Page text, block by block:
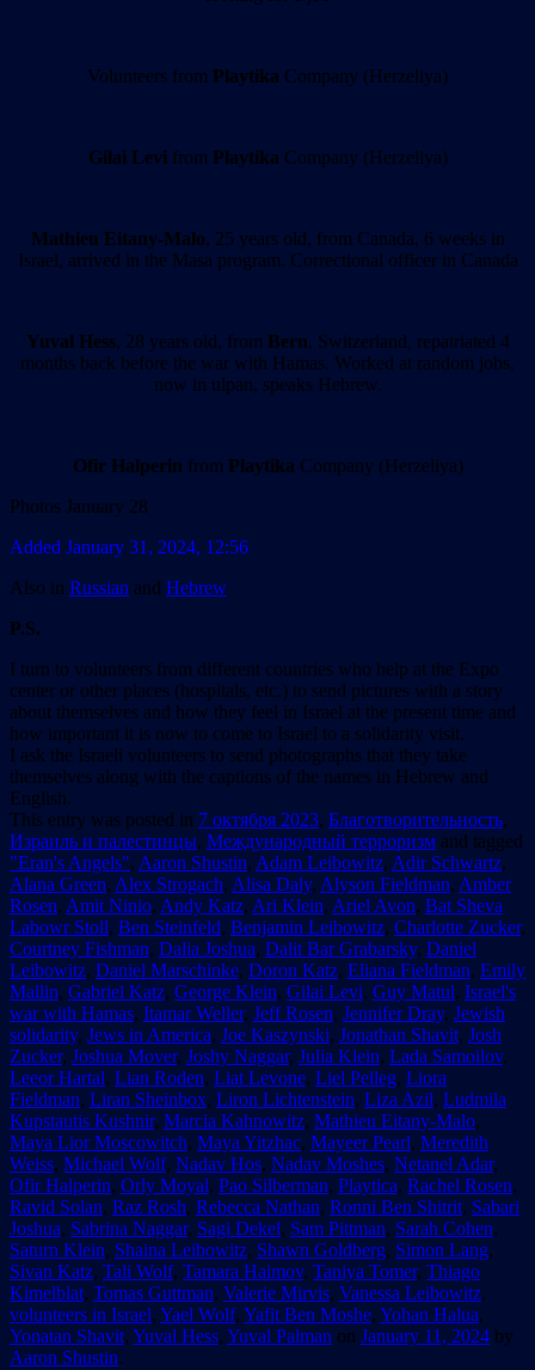
Volunteers from Playtika Company (Herzeliya)
Gilai Levi from Playtika Company (Herzeliya)
Mathieu Eitany-Malo, 25 years old, from Canada, 6 weeks in
Israel, arrived in the Masa program. Correctional officer in Canada
Yuval Hess, 28 years old, from Bern, Switzerland, repatriated 4
months back before the war with Hamas. Worked at random jobs,
now in ulpan, speaks Hebrew.
Ofir Halperin from Playtika Company (Herzeliya)
Photos January 28
Added January 31, 2024, 12:56
Also in Russian and Hebrew
P.S.
I turn to volunteers from different countries who help at the Expo
center or other places (hospitals, etc.) to send pictures with a story
about themselves and how they feel in Israel at the present time and
how important it is now to come to Israel to a solidarity visit.
I ask the Israeli volunteers to send photographs that they take
themselves along with the captions of the names in Hebrew and
English.
This entry was posted in 7 октября 2023, Благотворительность,
Израиль и палестинцы, Международный терроризм and tagged
"Eran's Angels", Aaron Shustin, Adam Leibowitz, Adir Schwartz,
Alana Green, Alex Strogach, Alisa Daly, Alyson Fieldman, Amber
Rosen, Amit Ninio, Andy Katz, Ari Klein, Ariel Avon, Bat Sheva
Labowr Stoll, Ben Steinfeld, Benjamin Leibowitz, Charlotte Zucker,
Courtney Fishman, Dalia Joshua, Dalit Bar Grabarsky, Daniel
Leibowitz, Daniel Marschinke, Doron Katz, Eliana Fieldman, Emily
Mallin, Gabriel Katz, George Klein, Gilai Levi, Guy Matul, Israel's
war with Hamas, Itamar Weller, Jeff Rosen, Jennifer Dray, Jewish
solidarity, Jews in America, Joe Kaszynski, Jonathan Shavit, Josh
Zucker, Joshua Mover, Joshy Naggar, Julia Klein, Lada Samoilov,
Leeor Hartal, Lian Roden, Liat Levone, Liel Pelleg, Liora
Fieldman, Liran Sheinbox, Liron Lichtenstein, Liza Azil, Ludmila
Kupstautis Kushnir, Marcia Kahnowitz, Mathieu Eitany-Malo,
Maya Lior Moscowitch, Maya Yitzhac, Mayeer Pearl, Meredith
Weiss, Michael Wolf, Nadav Hos, Nadav Moshes, Netanel Adar,
Ofir Halperin, Orly Moyal, Pao Silberman, Playtica, Rachel Rosen,
Ravid Solan, Raz Rosh, Rebecca Nathan, Ronni Ben Shitrit, Sabari
Joshua, Sabrina Naggar, Sagi Dekel, Sam Pittman, Sarah Cohen,
Saturn Klein, Shaina Leibowitz, Shawn Goldberg, Simon Lang,
Sivan Katz, Tali Wolf, Tamara Haimov, Taniya Tomer, Thiago
Kimelblat, Tomas Guttman, Valerie Mirvis, Vanessa Leibowitz,
volunteers in Israel, Yael Wolf, Yafit Ben Moshe, Yohan Halua,
Yonatan Shavit, Yuval Hess, Yuval Palman on January 11, 2024 by
Aaron Shustin.